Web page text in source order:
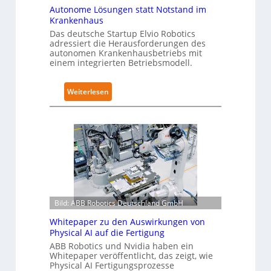
2
Z
e
r
i
f
i
z
i
e
r
u
n
g
n
a
c
h
I
t
c
s
e
r
w
e
i
e
r
t
g
l
o
b
a
l
e
s
Autonome Lösungen statt Notstand im
Krankenhaus
Das deutsche Startup Elvio Robotics
adressiert die Herausforderungen des
autonomen Krankenhausbetriebs mit
einem integrierten Betriebsmodell.
Weiterlesen:
A
t
o
n
o
m
e
L
ö
s
u
n
Bild: ABB Robotics Deutschland GmbH
Whitepaper zu den Auswirkungen von
Physical AI auf die Fertigung
ABB Robotics und Nvidia haben ein
Whitepaper veröffentlicht, das zeigt, wie
Physical AI Fertigungsprozesse